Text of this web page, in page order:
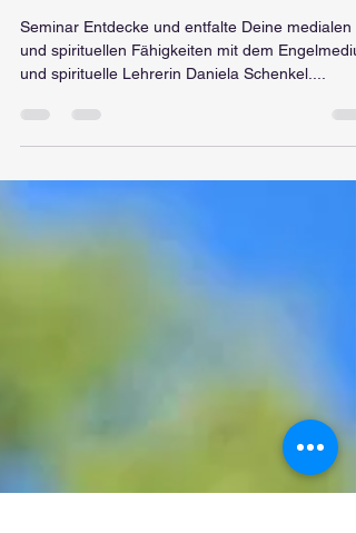
Seminar, Spiritualität der
neuen Zeit
und spirituellen Fähigkeiten mit dem
und spirituelle Lehrerin Daniela Schenkel....